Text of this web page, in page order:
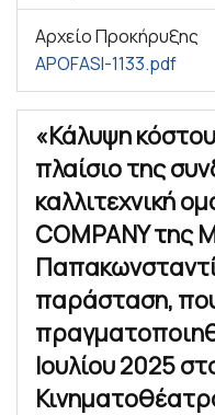
Αρχείο Προκήρυξης
APOFASI-1133.pdf
«Κάλυψη
πλαίσιο της
καλλιτεχνική
COMPANY της
παράσταση,
Ιουλίου 2025